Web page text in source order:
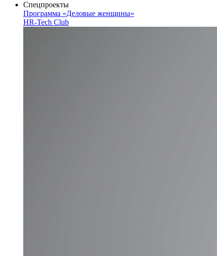
Спецпроекты
Программа «Деловые женщины»
HR-Tech Club